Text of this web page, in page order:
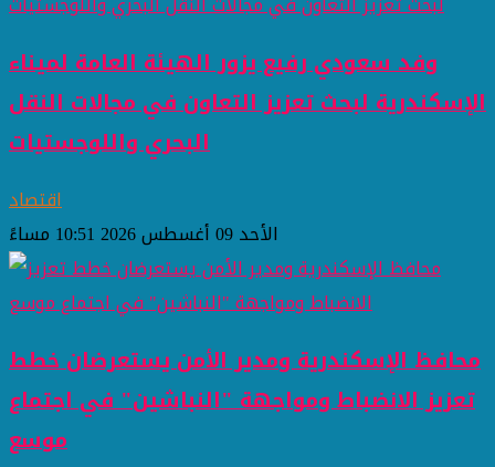
وفد سعودي رفيع يزور الهيئة العامة لميناء
الإسكندرية لبحث تعزيز التعاون في مجالات النقل
البحري واللوجستيات
اقتصاد
الأحد 09 أغسطس 2026 10:51 مساءً
محافظ الإسكندرية ومدير الأمن يستعرضان خطط
تعزيز الانضباط ومواجهة "النباشين" في اجتماع
موسع